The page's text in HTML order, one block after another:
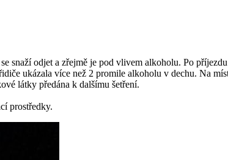
snaží odjet a zřejmě je pod vlivem alkoholu. Po
ukázala více než 2 promile alkoholu v dechu. Na
látky předána k dalšímu šetření.
prostředky.